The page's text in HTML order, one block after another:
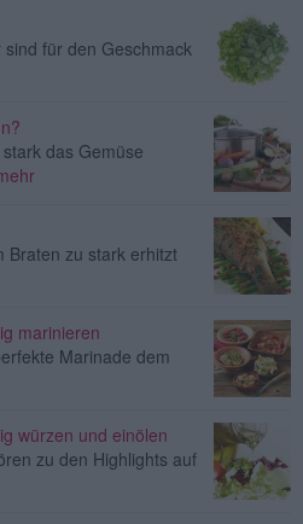
für den Geschmack
das Gemüse
Braten zu stark erhitzt
marinieren
Marinade dem
würzen und einölen
zu den Highlights auf